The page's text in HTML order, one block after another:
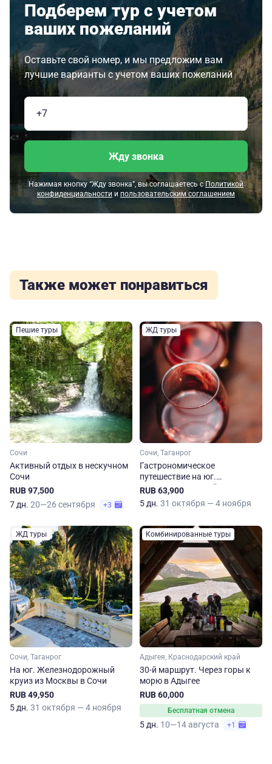
Подберем тур с учетом
ваших пожеланий
Оставьте свой номер, и мы предложим вам
лучшие варианты с учетом ваших пожеланий
Жду звонка
Нажимая кнопку “Жду звонка”, вы соглашаетесь с Политикой
конфиденциальности и пользовательским соглашением
Также может понравиться
Пешие туры
Сочи
Активный отдых в нескучном
Сочи
RUB 97,500
7 дн. 20—26 сентября +3
ЖД туры
Сочи, Таганрог
Гастрономическое
путешествие на юг.
Железнодорожный круиз в
Сочи
RUB 63,900
5 дн. 31 октября — 4 ноября
ЖД туры
Сочи, Таганрог
На юг. Железнодорожный
круиз из Москвы в Сочи
RUB 49,950
5 дн. 31 октября — 4 ноября
Комбинированные туры
Адыгея, Краснодарский край
30-й маршрут. Через горы к
морю в Адыгее
RUB 60,000
Бесплатная отмена
5 дн. 10—14 августа +1